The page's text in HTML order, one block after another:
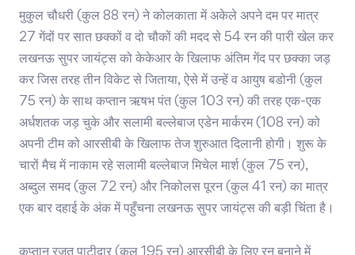
मुकुल चौधरी (कुल 88 रन) ने कोलकाता में अकेले अपने दम पर मात्र
27 गेंदों पर सात छक्कों व दो चौकों की मदद से 54 रन की पारी खेल कर
लखनऊ सुपर जायंट्स को केकेआर के खिलाफ अंतिम गेंद पर छक्का जड़
कर जिस तरह तीन विकेट से जिताया, ऐसे में उन्हें व आयुष बडोनी (कुल
75 रन) के साथ कप्तान ऋषभ पंत (कुल 103 रन) की तरह एक-एक
अर्धशतक जड़ चुके और सलामी बल्लेबाज एडेन मार्करम (108 रन) को
अपनी टीम को आरसीबी के खिलाफ तेज शुरुआत दिलानी होगी। शुरू के
चारों मैच में नाकाम रहे सलामी बल्लेबाज मिचेल मार्श (कुल 75 रन),
अब्दुल समद (कुल 72 रन) और निकोलस पूरन (कुल 41 रन) का मात्र
एक बार दहाई के अंक में पहुँचना लखनऊ सुपर जायंट्स की बड़ी चिंता है।